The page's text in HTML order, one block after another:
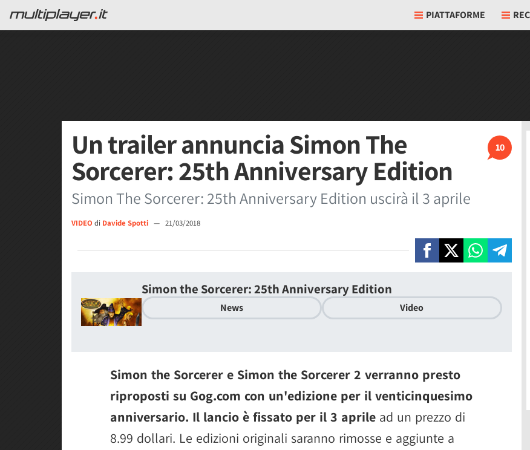
PIATTAFORME
10
Un trailer annuncia Simon The
Sorcerer: 25th Anniversary Edition
Simon The Sorcerer: 25th Anniversary Edition uscirà il 3 aprile
VIDEO di Davide Spotti — 21/03/2018
Simon the Sorcerer: 25th Anniversary Edition
News Video
Simon the Sorcerer e Simon the Sorcerer 2 verranno presto
riproposti su Gog.com con un'edizione per il venticinquesimo
anniversario. Il lancio è fissato per il 3 aprile ad un prezzo di
8.99 dollari. Le edizioni originali saranno rimosse e aggiunte a